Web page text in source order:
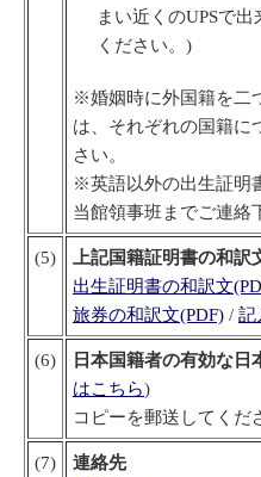
まい近くのUPSで
ください。)
※婚姻時に外国籍を二
は、それぞれの国籍に
さい。
※英語以外の出生証明
当館領事班までご連絡
(5)
上記国籍証明書の和訳
出生証明書の和訳文
旅券の和訳文(PDF) / 記
(6) 日本国籍者の有効な日
はこちら)
コピーを郵送してくだ
(7)
連絡先